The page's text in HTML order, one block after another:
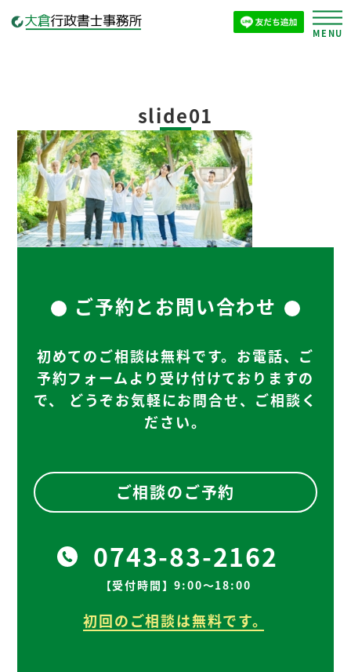
slide01
ご予約とお問い合わせ
初めてのご相談は無料です。お電話、ご
予約フォームより受け付けておりますの
で、
どうぞお気軽にお問合せ、ご相談く
ださい。
ご相談のご予約
0743-83-2162
【受付時間】9:00～18:00
初回のご相談は無料です。